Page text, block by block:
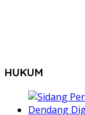
HUKUM